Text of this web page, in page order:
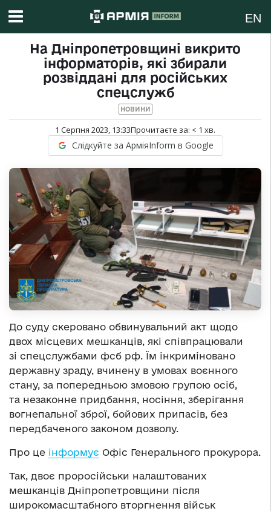
EN
На Дніпропетровщині викрито
інформаторів, які збирали
розвіддані для російських
спецслужб
НОВИНИ
1 Серпня 2023, 13:33Прочитаєте за: < 1 хв.
Слідкуйте за АрміяInform в Google
До суду скеровано обвинувальний акт щодо
двох місцевих мешканців, які співпрацювали
зі спецслужбами фсб рф. Їм інкриміновано
державну зраду, вчинену в умовах воєнного
стану, за попередньою змовою групою осіб,
та незаконне придбання, носіння, зберігання
вогнепальної зброї, бойових припасів, без
передбаченого законом дозволу.
Про це інформує Офіс Генерального прокурора.
Так, двоє проросійськи налаштованих
мешканців Дніпропетровщини після
широкомасштабного вторгнення військ